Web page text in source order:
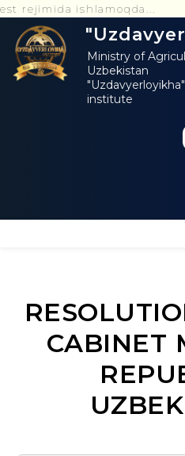
ishlamoqda...
Ministry of
Uzbekistan
institute
CABINET